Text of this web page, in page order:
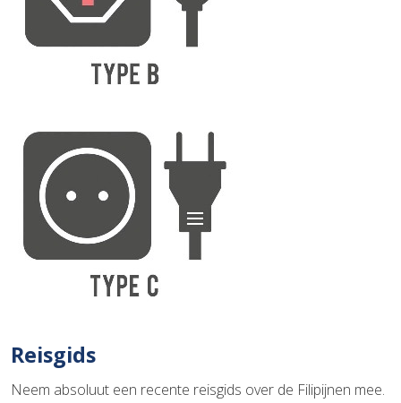
Reisgids
Neem absoluut een recente reisgids over de Filipijnen mee.